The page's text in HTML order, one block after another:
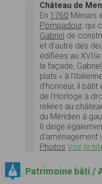
Château de
En 1760 Ménars
Pompadour, qui
Gabriel de
et d'autre des
édifiées au
la façade,
plats « à
d'honneur, il bâtit
de l'Horloge à
reliées au
du Méridien à
Il dirige
d'aménagement
Photos Voir le
Patrimoine bâti /